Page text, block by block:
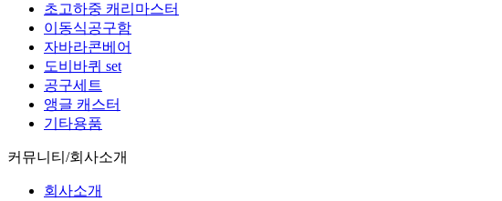
초고하중 캐리마스터
이동식공구함
자바라콘베어
도비바퀴 set
공구세트
앵글 캐스터
기타용품
커뮤니티/회사소개
회사소개